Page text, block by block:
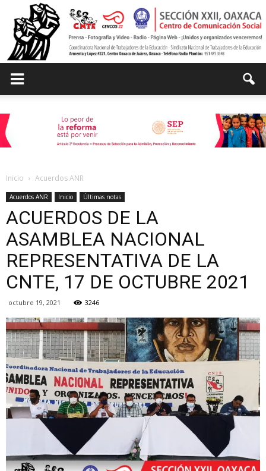
de
la
Sección
XXII
Inicio Acuerdos ANR
Acuerdos ANR Inicio Últimas notas
ACUERDOS DE LA
ASAMBLEA NACIONAL
REPRESENTATIVA DE LA
CNTE, 17 DE OCTUBRE 2021
octubre 19, 2021 3246